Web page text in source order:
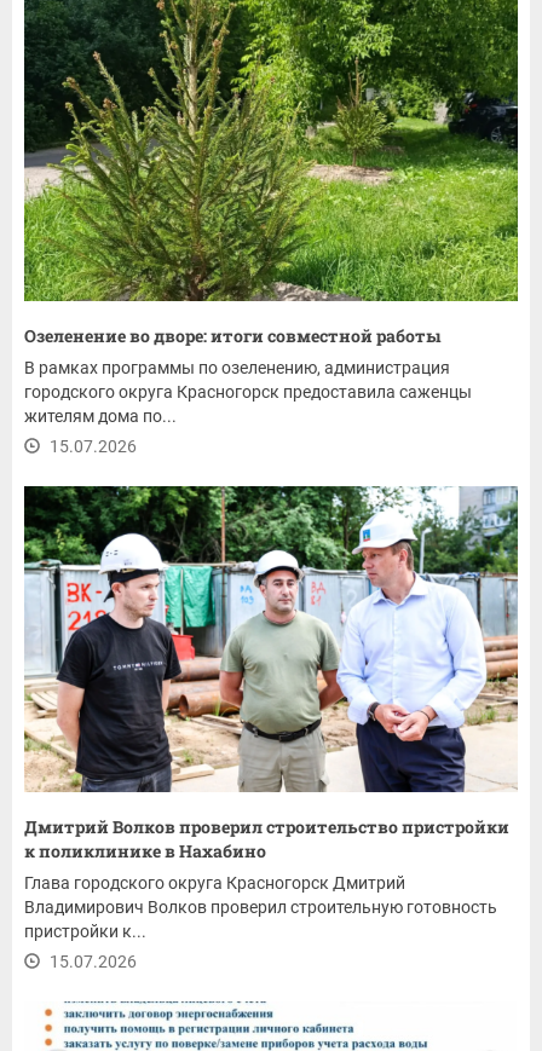
Озеленение во дворе: итоги совместной работы
В рамках программы по озеленению, администрация
городского округа Красногорск предоставила саженцы
жителям дома по...
15.07.2026
Дмитрий Волков проверил строительство пристройки
к поликлинике в Нахабино
Глава городского округа Красногорск Дмитрий
Владимирович Волков проверил строительную готовность
пристройки к...
15.07.2026